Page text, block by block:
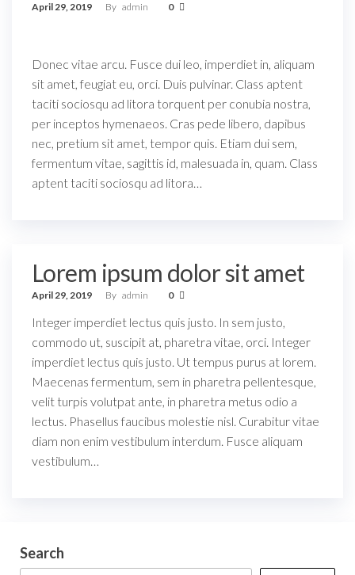
April 29, 2019 By admin 0
Donec vitae arcu. Fusce dui leo, imperdiet in, aliquam
sit amet, feugiat eu, orci. Duis pulvinar. Class aptent
taciti sociosqu ad litora torquent per conubia nostra,
per inceptos hymenaeos. Cras pede libero, dapibus
nec, pretium sit amet, tempor quis. Etiam dui sem,
fermentum vitae, sagittis id, malesuada in, quam. Class
aptent taciti sociosqu ad litora…
Lorem ipsum dolor sit amet
April 29, 2019 By admin 0
Integer imperdiet lectus quis justo. In sem justo,
commodo ut, suscipit at, pharetra vitae, orci. Integer
imperdiet lectus quis justo. Ut tempus purus at lorem.
Maecenas fermentum, sem in pharetra pellentesque,
velit turpis volutpat ante, in pharetra metus odio a
lectus. Phasellus faucibus molestie nisl. Curabitur vitae
diam non enim vestibulum interdum. Fusce aliquam
vestibulum…
Search